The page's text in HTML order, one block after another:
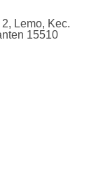
Lemo, Kec.
15510